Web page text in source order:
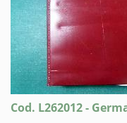
Cod. L262012 -